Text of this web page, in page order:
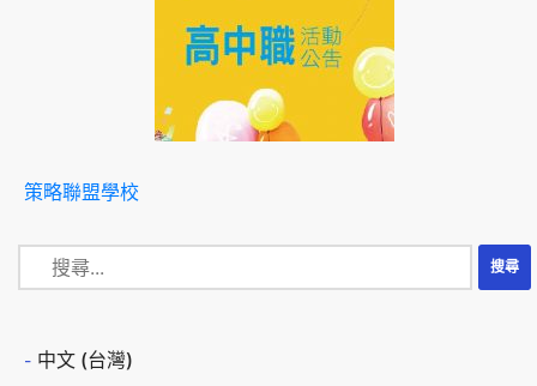
策略聯盟學校
中文 (台灣)